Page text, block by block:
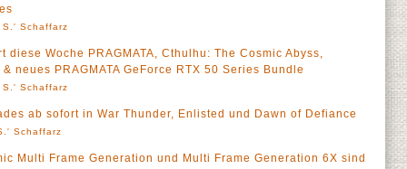
S.' Schaffarz
diese Woche PRAGMATA, Cthulhu: The Cosmic Abyss,
neues PRAGMATA GeForce RTX 50 Series Bundle
S.' Schaffarz
ab sofort in War Thunder, Enlisted und Dawn of Defiance
Schaffarz
Multi Frame Generation und Multi Frame Generation 6X sind